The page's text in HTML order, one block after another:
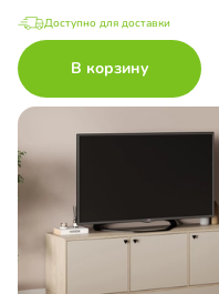
Доступно для доставки
В корзину